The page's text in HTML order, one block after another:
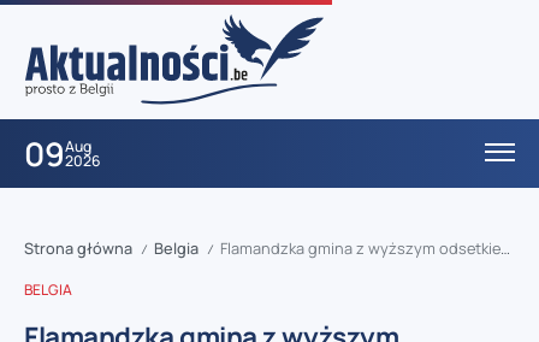
09Aug
2026
Strona główna / Belgia / Flamandzka gmina z wyższym odsetkiem długotrwale chorych niż w Walonii – ekspert wskazuje na reformę zasiłków dla bezrobotnych
BELGIA